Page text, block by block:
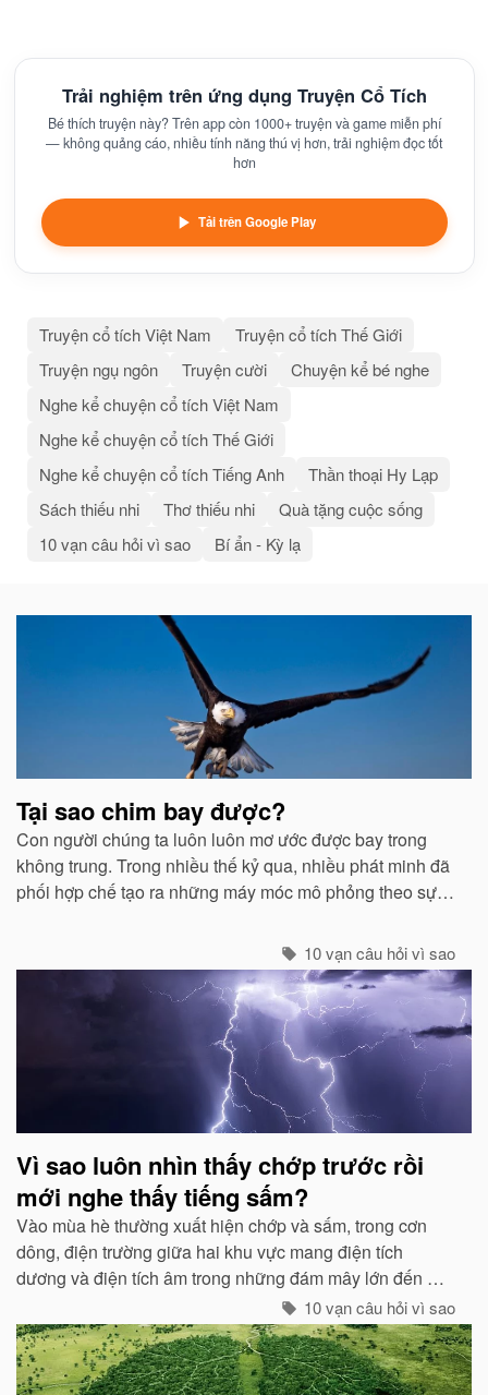
Trải nghiệm trên ứng dụng Truyện Cổ Tích
Bé thích truyện này? Trên app còn 1000+ truyện và game miễn phí
— không quảng cáo, nhiều tính năng thú vị hơn, trải nghiệm đọc tốt
hơn
Tải trên Google Play
Truyện cổ tích Việt Nam
Truyện cổ tích Thế Giới
Truyện ngụ ngôn
Truyện cười
Chuyện kể bé nghe
Nghe kể chuyện cổ tích Việt Nam
Nghe kể chuyện cổ tích Thế Giới
Nghe kể chuyện cổ tích Tiếng Anh
Thần thoại Hy Lạp
Sách thiếu nhi
Thơ thiếu nhi
Quà tặng cuộc sống
10 vạn câu hỏi vì sao
Bí ẩn - Kỳ lạ
Bài
liên
Tại sao chim bay được?
Con người chúng ta luôn luôn mơ ước được bay trong
không trung. Trong nhiều thế kỷ qua, nhiều phát minh đã
phối hợp chế tạo ra những máy móc mô phỏng theo sự
10 vạn câu hỏi vì sao
Vì sao luôn nhìn thấy chớp trước rồi
mới nghe thấy tiếng sấm?
Vào mùa hè thường xuất hiện chớp và sấm, trong cơn
dông, điện trường giữa hai khu vực mang điện tích
dương và điện tích âm trong những đám mây lớn đến một
mức độ nhất định, hai loại điện tích trong quá trình phát
triển sẽ phát ra tia lửa...
10 vạn câu hỏi vì sao